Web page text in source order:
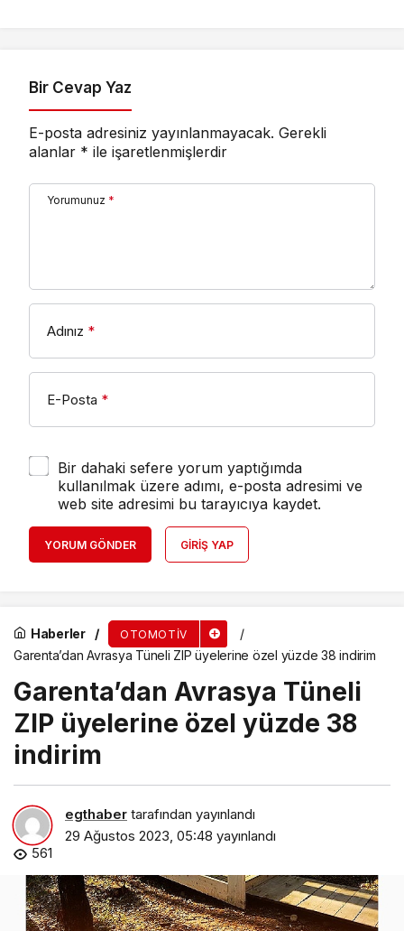
Bir Cevap Yaz
E-posta adresiniz yayınlanmayacak. Gerekli
alanlar * ile işaretlenmişlerdir
Yorumunuz *
Adınız *
E-Posta *
Bir dahaki sefere yorum yaptığımda
kullanılmak üzere adımı, e-posta adresimi ve
web site adresimi bu tarayıcıya kaydet.
YORUM GÖNDER GIRIŞ YAP
Haberler OTOMOTIV
Garenta’dan Avrasya Tüneli ZIP üyelerine özel yüzde 38 indirim
Garenta’dan Avrasya Tüneli
ZIP üyelerine özel yüzde 38
indirim
egthaber tarafından yayınlandı
29 Ağustos 2023, 05:48 yayınlandı
561